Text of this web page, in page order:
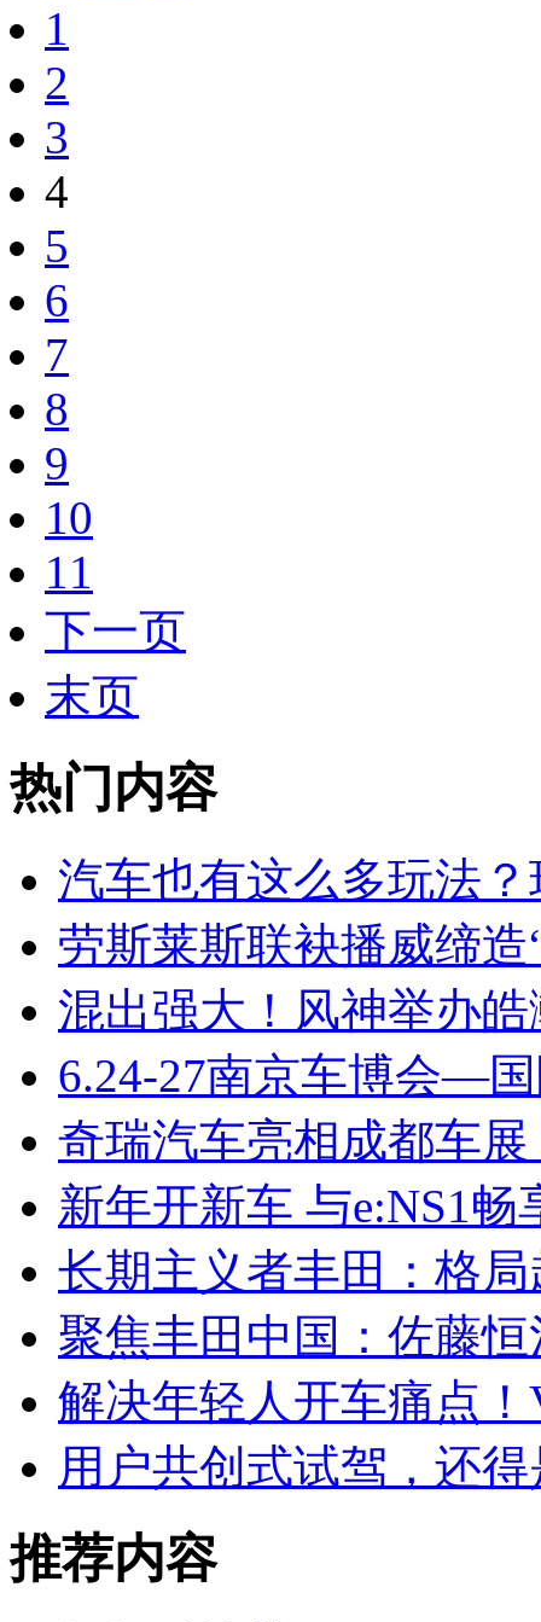
1
2
3
4
5
6
7
8
9
10
11
下一页
末页
热门内容
汽车也有这么多玩法
劳斯莱斯联袂播威缔造
混出强大！风神举办
6.24-27南京车博会—
奇瑞汽车亮相成都车
新年开新车 与e:NS1畅
长期主义者丰田：格
聚焦丰田中国：佐藤恒
解决年轻人开车痛点
用户共创式试驾，还得
推荐内容